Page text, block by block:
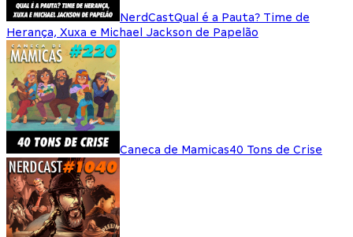
NerdCastQual é a Pauta? Time de
Herança, Xuxa e Michael Jackson de Papelão
Caneca de Mamicas40 Tons de Crise